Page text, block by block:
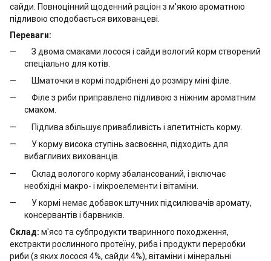
сайди. Повноцінний щоденний раціон з м'якою ароматною
підливою сподобається вихованцеві.
Переваги:
З двома смаками лосося і сайди вологий корм створений
спеціально для котів.
Шматочки в кормі подрібнені до розміру міні філе.
Філе з риби приправлено підливою з ніжним ароматним
смаком.
Підлива збільшує привабливість і апетитність корму.
У корму висока ступінь засвоєння, підходить для
вибагливих вихованців.
Склад вологого корму збалансований, і включає
необхідні макро- і мікроелементи і вітаміни.
У кормі немає добавок штучних підсилювачів аромату,
консервантів і барвників.
Склад: м'ясо та субпродукти тваринного походження,
екстракти рослинного протеїну, риба і продукти переробки
риби (з яких лосося 4%, сайди 4%), вітаміни і мінеральні